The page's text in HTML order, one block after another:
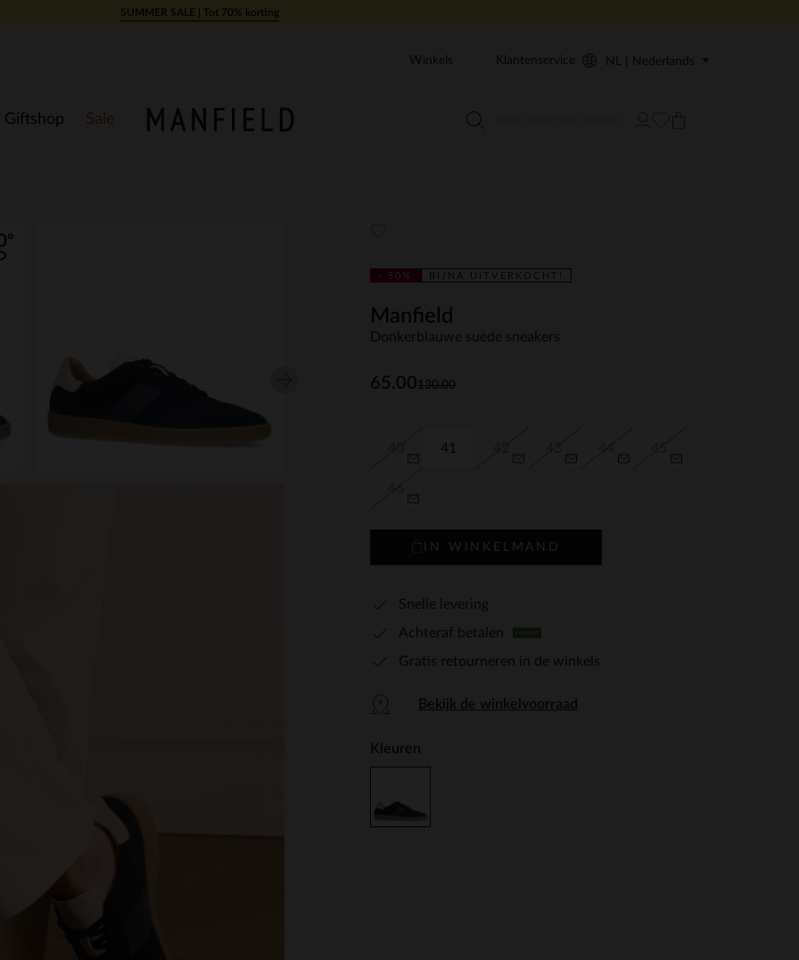
SUMMER SALE | Tot 70% korting
Giftshop Sale
Winkels Klantenservice NL | Nederlands
- 50% BIJNA UITVERKOCHT!
Manfield
Donkerblauwe suède sneakers
130.00
65.00
41
IN WINKELMAND
Snelle levering
Achteraf betalen
Gratis retourneren in de winkels
Bekijk de winkelvoorraad
Kleuren